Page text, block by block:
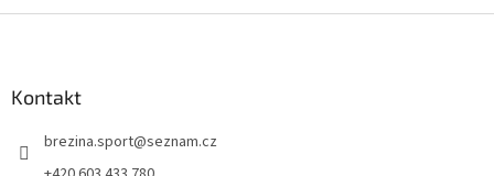
Kontakt
brezina.sport@seznam.cz